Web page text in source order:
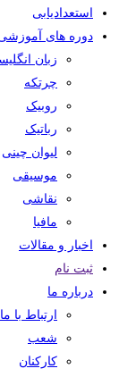
استعدادیابی
دوره های
زبان
چرتکه
روبیک
رباتیک
لیوان چینی
موسیقی
نقاشی
مافیا
اخبار و مقالات
ثبت نام
درباره ما
ارتباط با ما
شعب
کارکنان